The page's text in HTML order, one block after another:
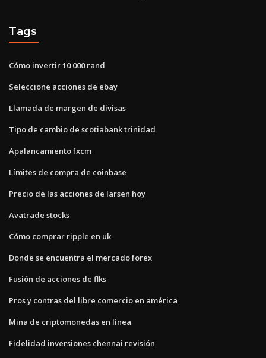
Tags
Cómo invertir 10 000 rand
Seleccione acciones de ebay
Llamada de margen de divisas
Tipo de cambio de scotiabank trinidad
Apalancamiento fxcm
Límites de compra de coinbase
Precio de las acciones de larsen hoy
Avatrade stocks
Cómo comprar ripple en uk
Donde se encuentra el mercado forex
Fusión de acciones de flks
Pros y contras del libre comercio en américa
Mina de criptomonedas en línea
Fidelidad inversiones chennai revisión